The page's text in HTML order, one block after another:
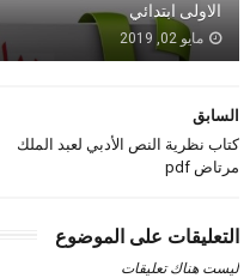
الاولى ابتدائي
مايو 02, 2019
السابق
كتاب نظرية النص الأدبي لعبد الملك
مرتاض pdf
التعليقات على الموضوع
ليست هناك تعليقات